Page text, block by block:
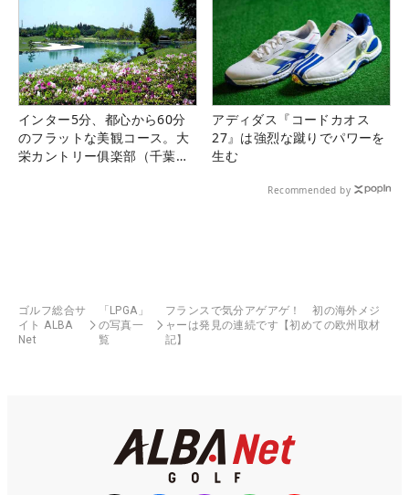
インター5分、都心から60分
のフラットな美観コース。大
栄カントリー俱楽部（千葉
アディダス『コードカオス
27』は強烈な蹴りでパワーを
生む
Recommended by
ゴルフ総合サ
イト ALBA
Net
「LPGA」
の写真一
覧
フランスで気分アゲアゲ！ 初の海外メジ
ャーは発見の連続です【初めての欧州取材
記】